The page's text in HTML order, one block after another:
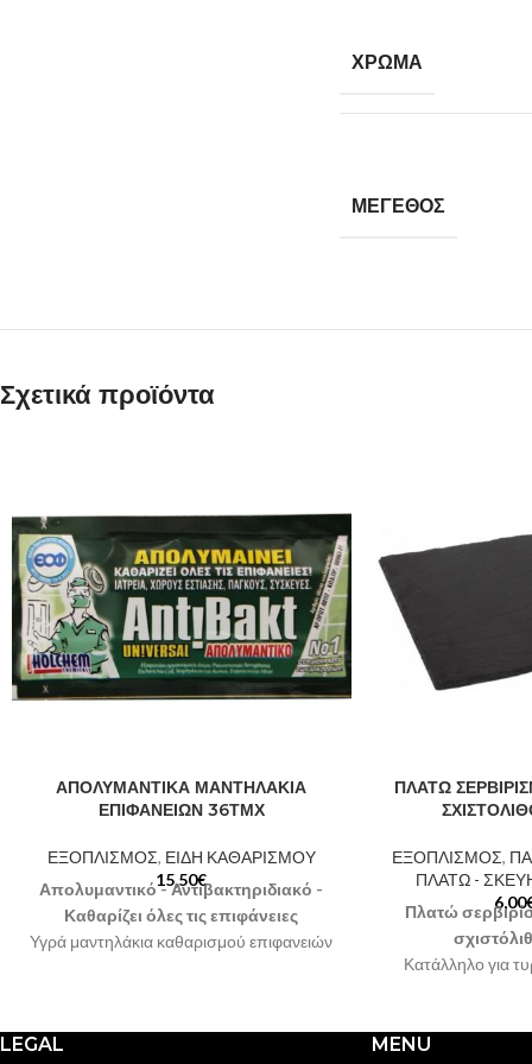
ΧΡΩΜΑ
ΜΕΓΕΘΟΣ
Σχετικά προϊόντα
ΑΠΟΛΥΜΑΝΤΙΚΑ ΜΑΝΤΗΛΑΚΙΑ
ΕΠΙΦΑΝΕΙΩΝ 36ΤΜΧ
ΕΞΟΠΛΙΣΜΟΣ, ΕΙΔΗ ΚΑΘΑΡΙΣΜΟΥ
15,50€
Απολυμαντικό - Αντιβακτηριδιακό -
Καθαρίζει όλες τις επιφάνειες
Υγρά μαντηλάκια καθαρισμού επιφανειών
ΠΛΑΤΩ
ΕΞΟΠΛΙΣΜΟΣ,
ΠΛΑΤΩ -
6,00
Πλατώ
Κατάλληλο για
ιδιαίτερη
LEGAL MENU